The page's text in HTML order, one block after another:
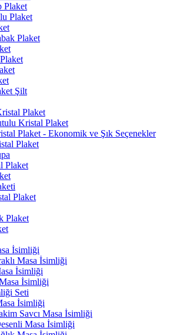
Plaket
Plaket
Plaket
Şilt
Plaket
Kristal Plaket
Plaket - Ekonomik ve Şık Seçenekler
Plaket
Plaket
Plaket
Plaket
İsimliği
Masa İsimliği
İsimliği
İsimliği
Seti
İsimliği
Savcı Masa İsimliği
Masa İsimliği